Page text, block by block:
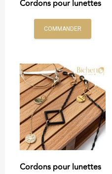
Cordons pour lunettes
COMMANDER
Cordons pour lunettes